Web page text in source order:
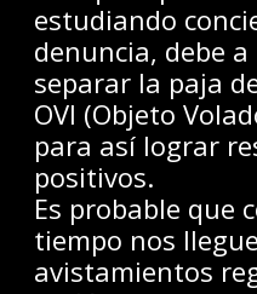
estudiando
denuncia, debe
separar la paja
OVI (Objeto
para así lograr
positivos.
Es probable que
tiempo nos
avistamientos